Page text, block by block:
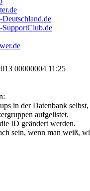
SupportClub.de
00000004 11:25
in der Datenbank
aufgelistet.
ID geändert werden.
sein, wenn man weiß,